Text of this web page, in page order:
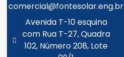
comercial@fontesolar.eng.br
Avenida T-10 esquina
com Rua T-27, Quadra
102, Número 208, Lote